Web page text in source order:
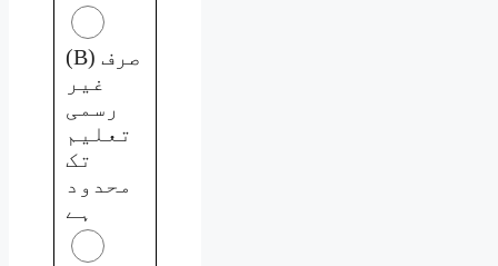
(B) صرف
غیر
رسمی
تعلیم
تک
محدود
ہے